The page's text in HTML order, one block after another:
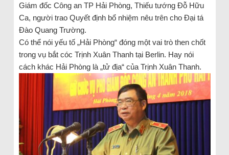
Giám đốc Công an TP Hải Phòng, Thiếu tướng Đỗ Hữu
Ca, người trao Quyết định bổ nhiệm nêu trên cho Đại tá
Đào Quang Trường.
Có thể nói yếu tố „Hải Phòng“ đóng một vai trò then chốt
trong vụ bắt cóc Trịnh Xuân Thanh tại Berlin. Hay nói
cách khác Hải Phòng là „tử địa“ của Trịnh Xuân Thanh.